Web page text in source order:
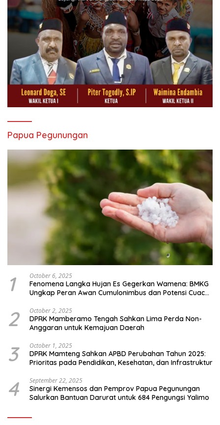
Papua Pegunungan
1 October 6, 2025
Fenomena Langka Hujan Es Gegerkan Wamena: BMKG
Ungkap Peran Awan Cumulonimbus dan Potensi Cuaca
2 October 2, 2025
DPRK Mamberamo Tengah Sahkan Lima Perda Non-
Anggaran untuk Kemajuan Daerah
3 October 1, 2025
DPRK Mamteng Sahkan APBD Perubahan Tahun 2025:
Prioritas pada Pendidikan, Kesehatan, dan Infrastruktur
4 September 22, 2025
Sinergi Kemensos dan Pemprov Papua Pegunungan
Salurkan Bantuan Darurat untuk 684 Pengungsi Yalimo